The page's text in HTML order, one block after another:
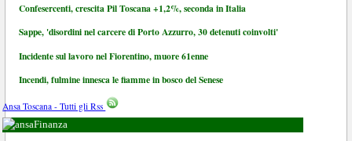
Confesercenti, crescita Pil Toscana +1,2%, seconda in Italia
Sappe, 'disordini nel carcere di Porto Azzurro, 30 detenuti coinvolti'
Incidente sul lavoro nel Fiorentino, muore 61enne
Incendi, fulmine innesca le fiamme in bosco del Senese
Ansa Toscana - Tutti gli Rss
Finanza